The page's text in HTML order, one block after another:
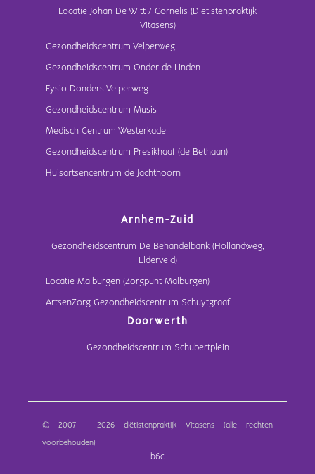
Locatie Johan De Witt / Cornelis (Dietistenpraktijk
Vitasens)
Gezondheidscentrum Velperweg
Gezondheidscentrum Onder de Linden
Fysio Donders Velperweg
Gezondheidscentrum Musis
Medisch Centrum Westerkade
Gezondheidscentrum Presikhaaf (de Bethaan)
Huisartsencentrum de Jachthoorn
Arnhem-Zuid
Gezondheidscentrum De Behandelbank (Hollandweg,
Elderveld)
Locatie Malburgen (Zorgpunt Malburgen)
ArtsenZorg Gezondheidscentrum Schuytgraaf
Doorwerth
Gezondheidscentrum Schubertplein
© 2007 - 2026 diëtistenpraktijk Vitasens (alle rechten
voorbehouden)
b6c